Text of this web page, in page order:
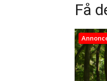
Få